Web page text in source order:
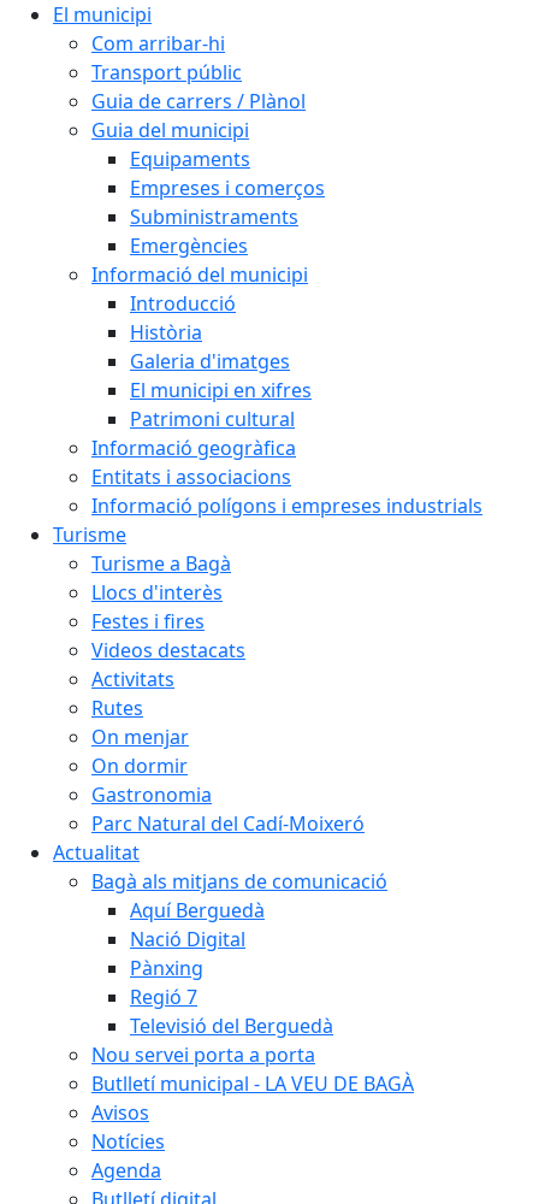
El municipi
Com arribar-hi
Transport públic
Guia de carrers / Plànol
Guia del municipi
Equipaments
Empreses i comerços
Subministraments
Emergències
Informació del municipi
Introducció
Història
Galeria d'imatges
El municipi en xifres
Patrimoni cultural
Informació geogràfica
Entitats i associacions
Informació polígons i empreses industrials
Turisme
Turisme a Bagà
Llocs d'interès
Festes i fires
Videos destacats
Activitats
Rutes
On menjar
On dormir
Gastronomia
Parc Natural del Cadí-Moixeró
Actualitat
Bagà als mitjans de comunicació
Aquí Berguedà
Nació Digital
Pànxing
Regió 7
Televisió del Berguedà
Nou servei porta a porta
Butlletí municipal - LA VEU DE BAGÀ
Avisos
Notícies
Agenda